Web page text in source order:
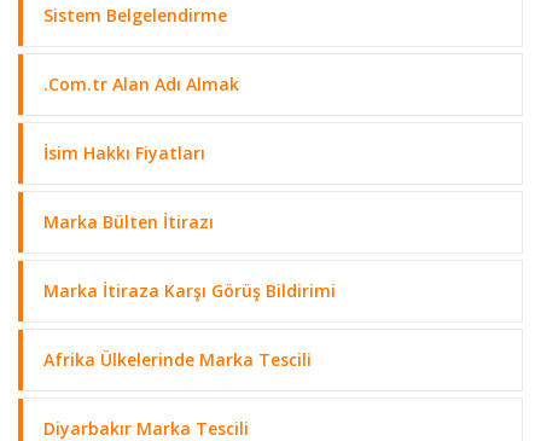
Sistem Belgelendirme
.Com.tr Alan Adı Almak
İsim Hakkı Fiyatları
Marka Bülten İtirazı
Marka İtiraza Karşı Görüş Bildirimi
Afrika Ülkelerinde Marka Tescili
Diyarbakır Marka Tescili